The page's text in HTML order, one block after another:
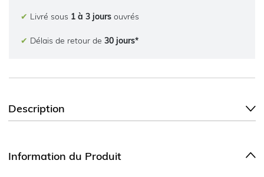
✔ Livré sous 1 à 3 jours ouvrés
✔ Délais de retour de 30 jours*
Description
Information du Produit